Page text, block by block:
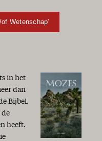
Wetenschap'
in het
dan
Bijbel.
de
heeft.